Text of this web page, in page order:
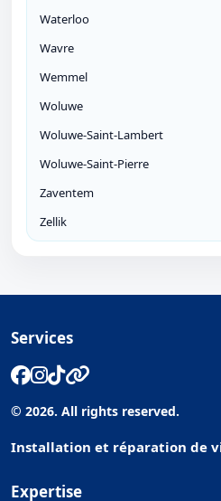
Waterloo
Wavre
Wemmel
Woluwe
Woluwe-Saint-Lambert
Woluwe-Saint-Pierre
Zaventem
Zellik
Services
© 2026. All rights reserved.
Installation et réparation de
Expertise